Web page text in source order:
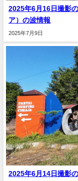
2025年6月16日撮影
ア）の波情報
2025年7月9日
2025年6月14日撮影